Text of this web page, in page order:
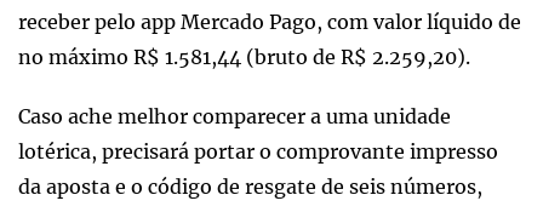
receber pelo app Mercado Pago, com valor líquido de
no máximo R$ 1.581,44 (bruto de R$ 2.259,20).
Caso ache melhor comparecer a uma unidade
lotérica, precisará portar o comprovante impresso
da aposta e o código de resgate de seis números,